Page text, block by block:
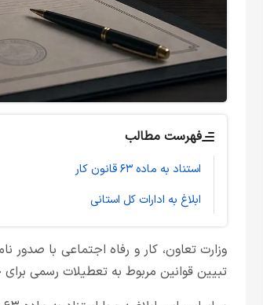
فهرست مطالب
استناد به ماده ۶۳ قانون کار
ابلاغ به ادارات کل استانی
وزارت تعاون، کار و رفاه اجتماعی با صدور
تبیین قوانین مربوط به تعطیلات رسمی برای